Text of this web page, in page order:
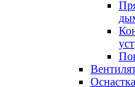
Оснастка